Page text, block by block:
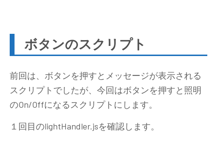
ボタンのスクリプト
前回は、ボタンを押すとメッセージが表示される
スクリプトでしたが、今回はボタンを押すと照明
のOn/Offになるスクリプトにします。
１回目のlightHandler.jsを確認します。